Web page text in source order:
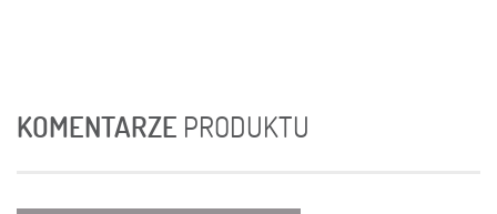
KOMENTARZE PRODUKTU